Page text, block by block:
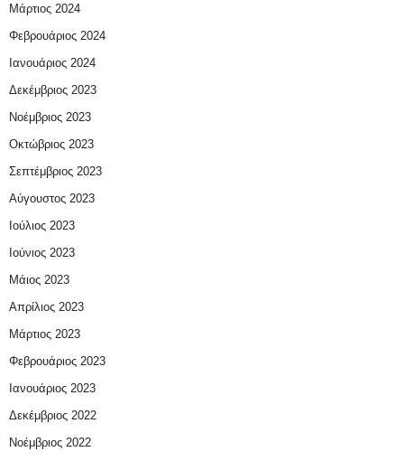
Μάρτιος 2024
Φεβρουάριος 2024
Ιανουάριος 2024
Δεκέμβριος 2023
Νοέμβριος 2023
Οκτώβριος 2023
Σεπτέμβριος 2023
Αύγουστος 2023
Ιούλιος 2023
Ιούνιος 2023
Μάιος 2023
Απρίλιος 2023
Μάρτιος 2023
Φεβρουάριος 2023
Ιανουάριος 2023
Δεκέμβριος 2022
Νοέμβριος 2022